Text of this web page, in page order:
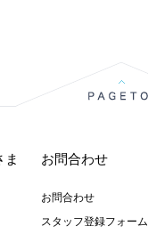
ま お問合わせ
お問合わせ
スタッフ登録フォーム